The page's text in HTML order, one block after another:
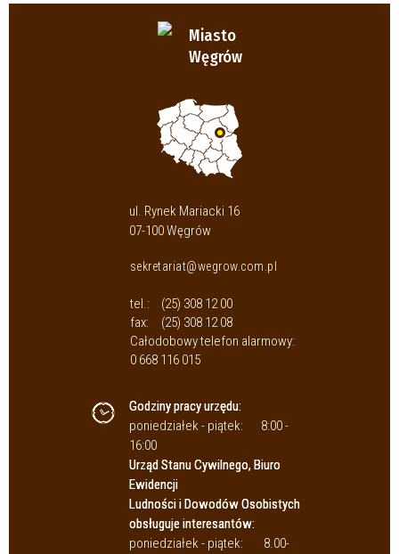
Miasto
Węgrów
ul. Rynek Mariacki 16
07-100 Węgrów
sekretariat@wegrow.com.pl
tel.:
(25) 308 12 00
fax:
(25) 308 12 08
Całodobowy telefon alarmowy:
0 668 116 015
Godziny pracy urzędu:
poniedziałek - piątek:
8:00 -
16:00
Urząd Stanu Cywilnego, Biuro
Ewidencji
Ludności i Dowodów Osobistych
obsługuje interesantów:
poniedziałek - piątek:
8.00-